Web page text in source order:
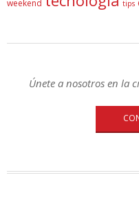
weekend
tips
Únete a nosotros en la